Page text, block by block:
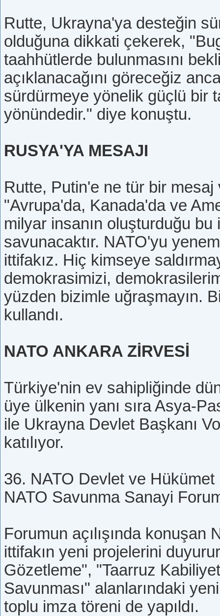
Rutte, Ukrayna'ya desteğin
olduğuna dikkati çekerek,
taahhütlerde bulunmasını
açıklanacağını göreceğiz
sürdürmeye yönelik güçlü bir
yönündedir." diye konuştu.
RUSYA'YA MESAJI
Rutte, Putin'e ne tür bir
"Avrupa'da, Kanada'da ve
milyar insanın oluşturduğu bu
savunacaktır. NATO'yu
ittifakız. Hiç kimseye
demokrasimizi,
yüzden bizimle uğraşmayın.
kullandı.
NATO ANKARA ZİRVESİ
Türkiye'nin ev sahipliğinde
üye ülkenin yanı sıra Asya-
ile Ukrayna Devlet Başkanı
katılıyor.
36. NATO Devlet ve Hükümet
NATO Savunma Sanayi
Forumun açılışında
ittifakın yeni projelerini
Gözetleme", "Taarruz
Savunması" alanlarındaki
toplu imza töreni de yapıldı.